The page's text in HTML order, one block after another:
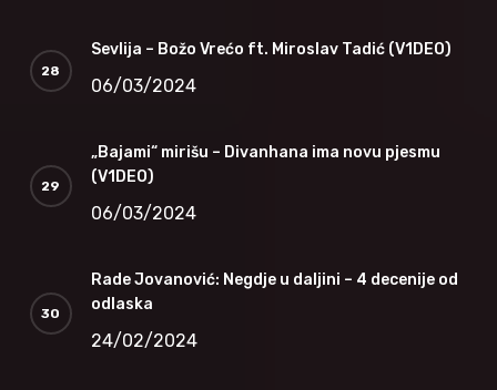
Sevlija – Božo Vrećo ft. Miroslav Tadić (V1DEO)
06/03/2024
„Bajami“ mirišu – Divanhana ima novu pjesmu
(V1DEO)
06/03/2024
Rade Jovanović: Negdje u daljini – 4 decenije od
odlaska
24/02/2024